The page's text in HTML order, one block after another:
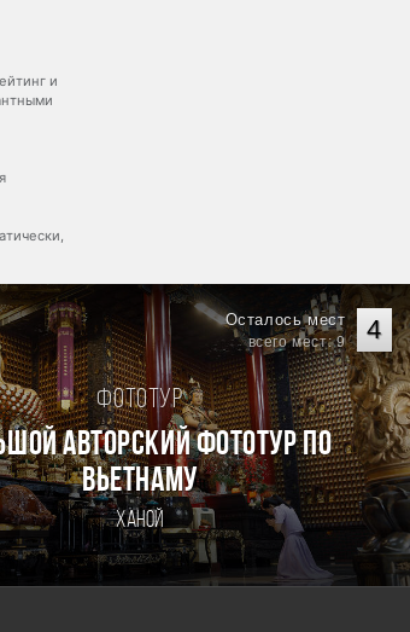
и
4
Осталось мест
всего мест: 9
Фототур
авторский фототур по
Вьетнаму
Ханой